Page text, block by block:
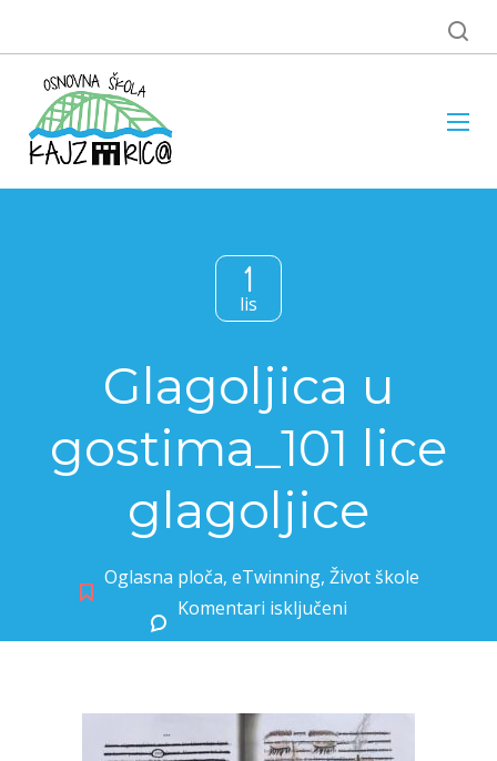
1
lis
Glagoljica u
gostima_101 lice
glagoljice
Oglasna ploča, eTwinning, Život škole
Komentari isključeni